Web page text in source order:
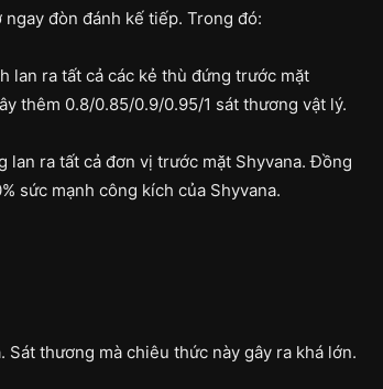
đòn đánh kế tiếp. Trong đó:
lan ra tất cả các kẻ thù đứng trước mặt
thêm 0.8/0.85/0.9/0.95/1 sát thương vật lý.
lan ra tất cả đơn vị trước mặt Shyvana. Đồng
sức mạnh công kích của Shyvana.
thương mà chiêu thức này gây ra khá lớn.